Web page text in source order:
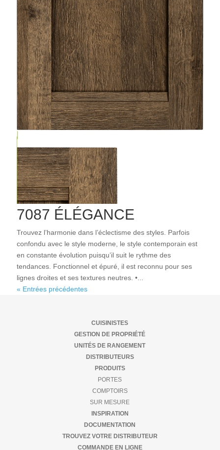
7087 ÉLÉGANCE
Trouvez l’harmonie dans l’éclectisme des styles. Parfois
confondu avec le style moderne, le style contemporain est
en constante évolution puisqu’il suit le rythme des
tendances. Fonctionnel et épuré, il est reconnu pour ses
lignes droites et ses textures neutres. •...
« Entrées précédentes
CUISINISTES
GESTION DE PROPRIÉTÉ
UNITÉS DE RANGEMENT
DISTRIBUTEURS
PRODUITS
PORTES
COMPTOIRS
SUR MESURE
INSPIRATION
DOCUMENTATION
TROUVEZ VOTRE DISTRIBUTEUR
COMMANDE EN LIGNE